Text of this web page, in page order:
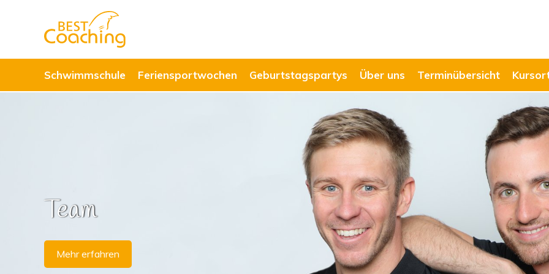
Schwimmschule Feriensportwochen Geburtstagspartys Über uns Terminübersicht
Team
Mehr erfahren